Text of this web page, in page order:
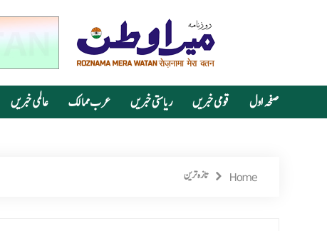
صفحہ اول قومی خبریں ریاستی خبریں عرب ممالک عالمی خبریں
Home تازہ ترین